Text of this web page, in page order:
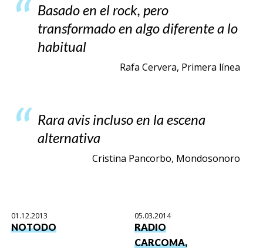
Basado en el rock, pero
transformado en algo diferente a lo
habitual
Rafa Cervera, Primera línea
Rara avis incluso en la escena
alternativa
Cristina Pancorbo, Mondosonoro
01.12.2013
NOTODO
05.03.2014
RADIO
CARCOMA,